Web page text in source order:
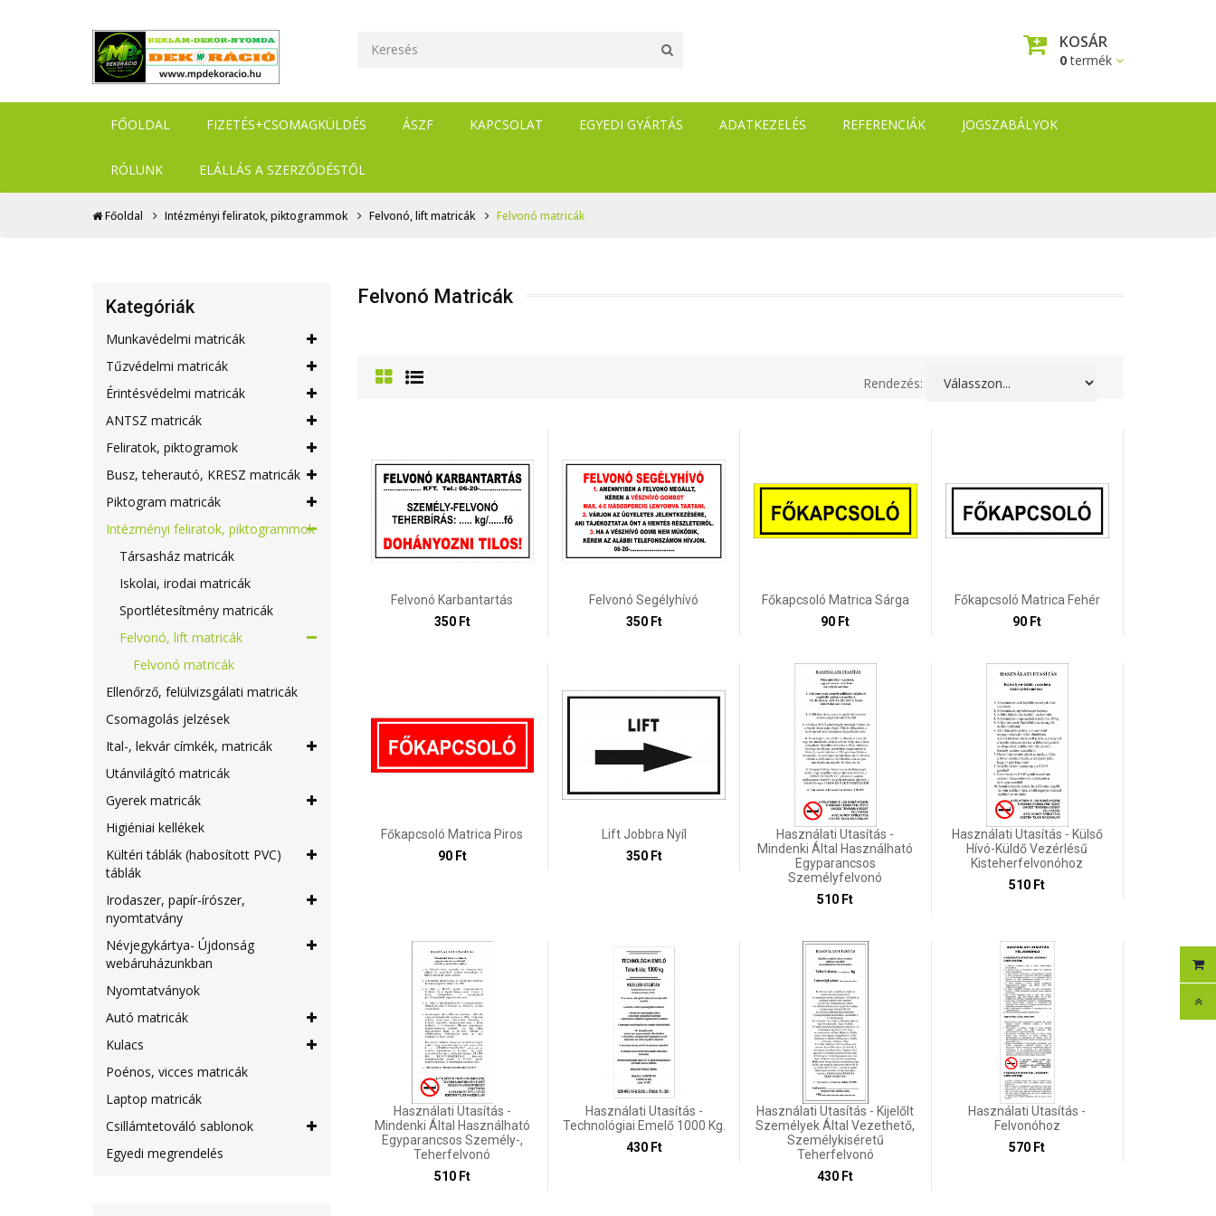
KOSÁR
0termék
FŐOLDAL FIZETÉS+CSOMAGKÜLDÉS ÁSZF KAPCSOLAT EGYEDI GYÁRTÁS ADATKEZELÉS REFERENCIÁK JOGSZABÁLYOK
RÓLUNK ELÁLLÁS A SZERZŐDÉSTŐL
Főoldal Intézményi feliratok, piktogrammok Felvonó, lift matricák Felvonó matricák
Kategóriák
Munkavédelmi matricák
Tűzvédelmi matricák
Érintésvédelmi matricák
ANTSZ matricák
Feliratok, piktogramok
Busz, teherautó, KRESZ matricák
Piktogram matricák
Intézményi feliratok, piktogrammok
Társasház matricák
Iskolai, irodai matricák
Sportlétesítmény matricák
Felvonó, lift matricák
Felvonó matricák
Ellenőrző, felülvizsgálati matricák
Csomagolás jelzések
Ital-, lekvár címkék, matricák
Utánvilágító matricák
Gyerek matricák
Higiéniai kellékek
Kültéri táblák (habosított PVC)
táblák
Irodaszer, papír-írószer,
nyomtatvány
Névjegykártya- Újdonság
webáruházunkban
Nyomtatványok
Autó matricák
Kulacs
Poénos, vicces matricák
Laptop matricák
Csillámtetováló sablonok
Egyedi megrendelés
Felvonó Matricák
Rendezés:
Felvonó Karbantartás
350 Ft
Felvonó Segélyhívó
350 Ft
Főkapcsoló Matrica Sárga
90 Ft
Főkapcsoló Matrica Fehér
90 Ft
Főkapcsoló Matrica Piros
90 Ft
Lift Jobbra Nyíl
350 Ft
Használati Utasítás -
Mindenki Által Használható
Egyparancsos
Személyfelvonó
510 Ft
Használati Utasítás - Külső
Hívó-Küldő Vezérlésű
Kisteherfelvonóhoz
510 Ft
Használati Utasítás -
Mindenki Által Használható
Egyparancsos Személy-,
Teherfelvonó
510 Ft
Használati Utasítás -
Technológiai Emelő 1000 Kg.
430 Ft
Használati Utasítás - Kijelőlt
Személyek Által Vezethető,
Személykiséretű
Teherfelvonó
430 Ft
Használati Utasítás -
Felvonóhoz
570 Ft